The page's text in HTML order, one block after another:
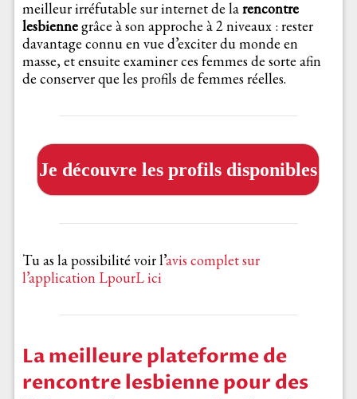
meilleur irréfutable sur internet de larencontre
lesbiennegrâce à son approche à 2 niveaux : rester
davantage connu en vue d’exciter du monde en
masse, et ensuite examiner ces femmes de sorte afin
de conserver que les profils de femmes réelles.
Je découvre les profils disponibles
Tu as la possibilité voir l’avis complet sur
l’application LpourL ici
La meilleure plateforme de
rencontre lesbienne pour des